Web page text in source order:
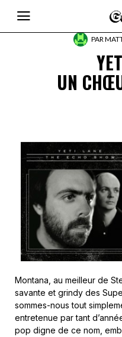
PAR
UN
Montana, au meilleur de
savante et grindy des
sommes-nous tout
entretenue par tant
pop digne de ce nom,